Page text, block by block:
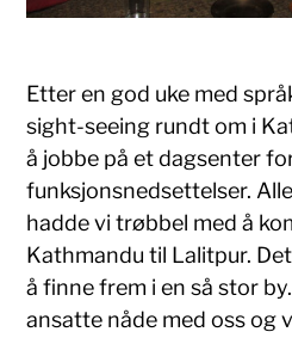
Etter en god uke med
sight-seeing rundt om i
å jobbe på et dagsenter
funksjonsnedsettelser.
hadde vi trøbbel med å
Kathmandu til Lalitpur.
å finne frem i en så stor
ansatte nåde med oss og